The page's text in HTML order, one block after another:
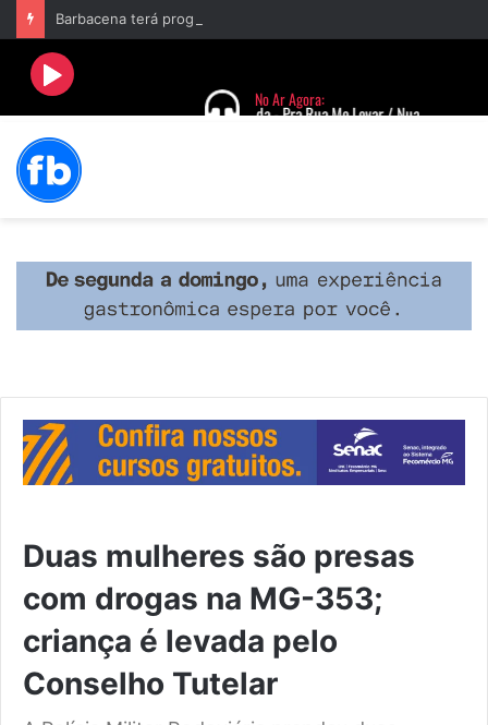
Duas mulheres são presas
com drogas na MG-353;
criança é levada pelo
Conselho Tutelar